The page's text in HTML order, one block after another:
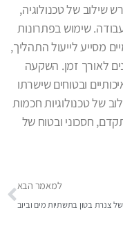
שילוב של טכנולוגיה,
שימוש בפתרונות
מסייע לייעול התהליך,
לאורך זמן. השקעה
ובטוחים שישרתו
של טכנולוגיות חכמות
חסכוני ובטוח של
למאמר הבא
של צנרת בטון בתשתיות מים וביוב